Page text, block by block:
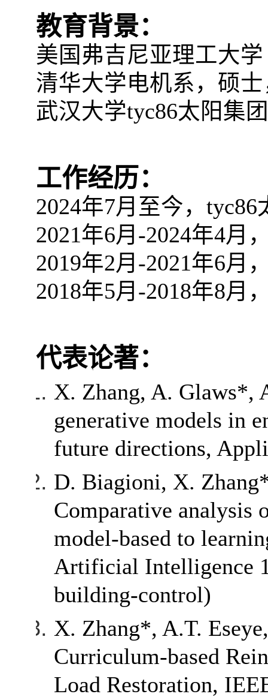
教育背景：
美国弗吉尼亚理工大
清华大学电机系，硕
武汉大学tyc86太阳集
工作经历：
2024年7月至今，
2021年6月 -2024年4月
2019年2月 -2021年6月
2018年5月 -2018年8月
代表论著：
X. Zhang, A. Glaws*,
generative models in
future directions,
D. Biagioni, X.
Comparative
model-based to
Artificial Intelligence
building-control)
X. Zhang*, A.T.
Curriculum-based
Load Restoration,